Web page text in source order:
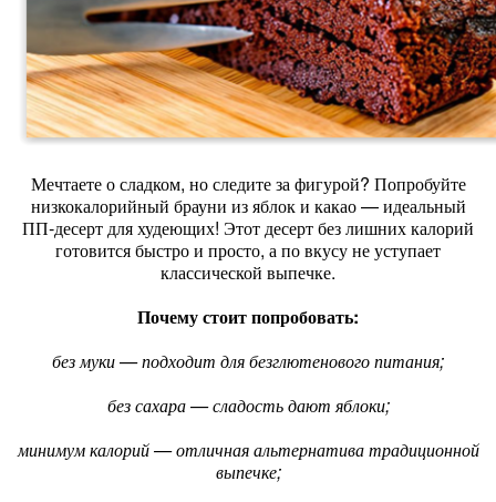
Мечтаете о сладком, но следите за фигурой? Попробуйте
низкокалорийный брауни из яблок и какао — идеальный
ПП‑десерт для худеющих! Этот десерт без лишних калорий
готовится быстро и просто, а по вкусу не уступает
классической выпечке.
Почему стоит попробовать:
без муки — подходит для безглютенового питания;
без сахара — сладость дают яблоки;
минимум калорий — отличная альтернатива традиционной
выпечке;